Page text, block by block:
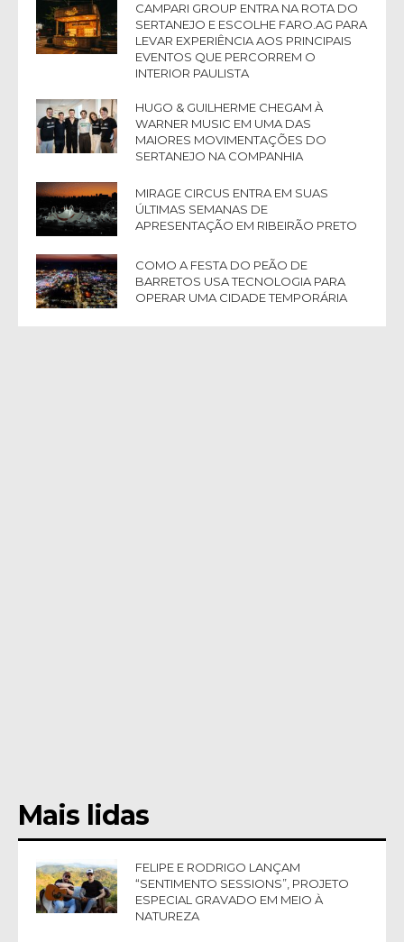
CAMPARI GROUP ENTRA NA ROTA DO
SERTANEJO E ESCOLHE FARO.AG PARA
LEVAR EXPERIÊNCIA AOS PRINCIPAIS
EVENTOS QUE PERCORREM O
INTERIOR PAULISTA
HUGO & GUILHERME CHEGAM À
WARNER MUSIC EM UMA DAS
MAIORES MOVIMENTAÇÕES DO
SERTANEJO NA COMPANHIA
MIRAGE CIRCUS ENTRA EM SUAS
ÚLTIMAS SEMANAS DE
APRESENTAÇÃO EM RIBEIRÃO PRETO
COMO A FESTA DO PEÃO DE
BARRETOS USA TECNOLOGIA PARA
OPERAR UMA CIDADE TEMPORÁRIA
Mais lidas
FELIPE E RODRIGO LANÇAM
“SENTIMENTO SESSIONS”, PROJETO
ESPECIAL GRAVADO EM MEIO À
NATUREZA